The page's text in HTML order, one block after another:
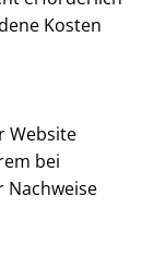
Kosten
Website
bei
Nachweise